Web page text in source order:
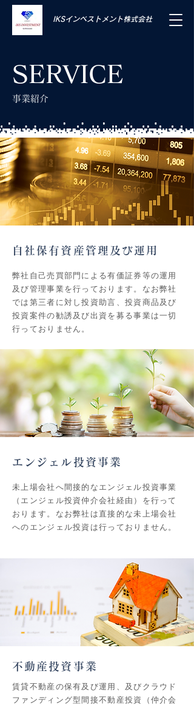
IKSインベストメント株式会社
SERVICE
事業紹介
自社保有資産管理及び運用
弊社自己売買部門による有価証券等の運用
及び管理事業を行っております。なお弊社
では第三者に対し投資助言、投資商品及び
投資案件の勧誘及び出資を募る事業は一切
行っておりません。
エンジェル投資事業
未上場会社へ間接的なエンジェル投資事業
（エンジェル投資仲介会社経由）を行って
おります。なお弊社は直接的な未上場会社
へのエンジェル投資は行っておりません。
不動産投資事業
賃貸不動産の保有及び運用、及びクラウド
ファンディング型間接不動産投資（仲介会